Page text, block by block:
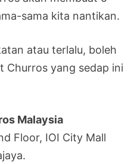
sama kita nantikan.
atau terlalu, boleh
Churros yang sedap ini
Malaysia
Floor, IOI City Mall